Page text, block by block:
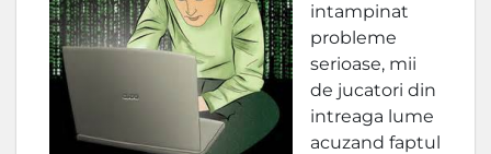
intampinat
probleme
serioase, mii
de jucatori din
intreaga lume
acuzand faptul